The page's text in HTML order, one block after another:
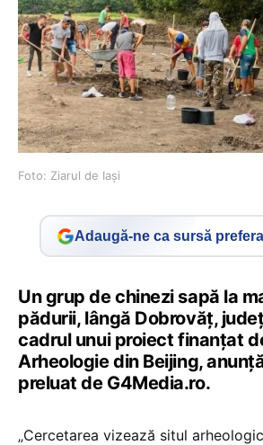
Foto: Ziarul de Iași
Adaugă-ne ca sursă
Un grup de chinezi sapă la
pădurii, lângă Dobrovăț,
cadrul unui proiect finanțat
Arheologie din Beijing,
preluat de G4Media.ro.
„Cercetarea vizează situl